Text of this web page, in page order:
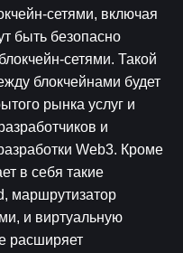
сетями, включая
быть безопасно
сетями. Такой
блокчейнами будет
рынка услуг и
и
Web3. Кроме
в себя такие
маршрутизатор
и виртуальную
расширяет